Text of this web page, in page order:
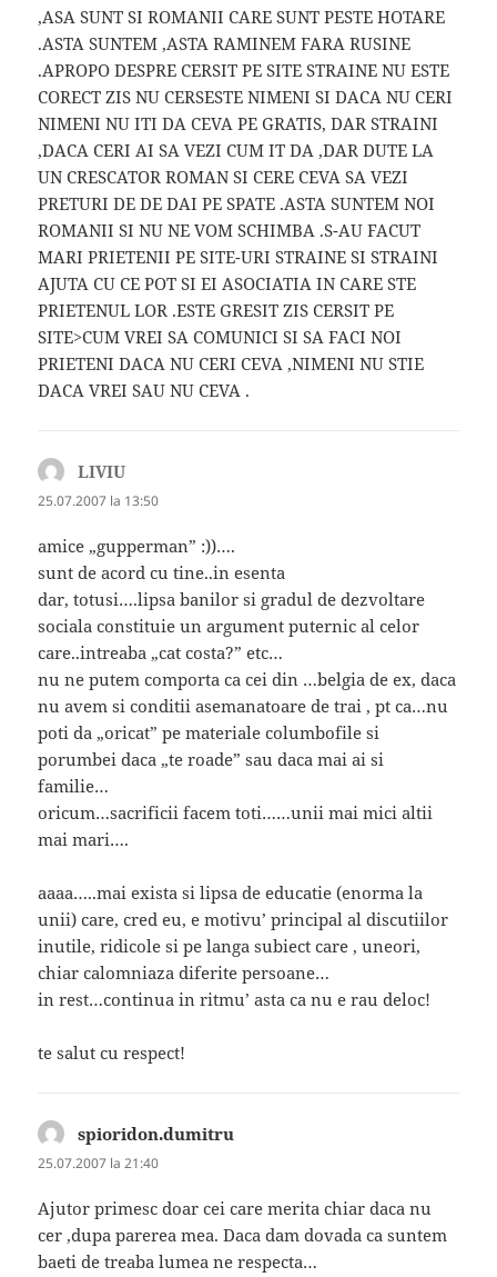
,ASA SUNT SI ROMANII CARE SUNT PESTE HOTARE
.ASTA SUNTEM ,ASTA RAMINEM FARA RUSINE
.APROPO DESPRE CERSIT PE SITE STRAINE NU ESTE
CORECT ZIS NU CERSESTE NIMENI SI DACA NU CERI
NIMENI NU ITI DA CEVA PE GRATIS, DAR STRAINI
,DACA CERI AI SA VEZI CUM IT DA ,DAR DUTE LA
UN CRESCATOR ROMAN SI CERE CEVA SA VEZI
PRETURI DE DE DAI PE SPATE .ASTA SUNTEM NOI
ROMANII SI NU NE VOM SCHIMBA .S-AU FACUT
MARI PRIETENII PE SITE-URI STRAINE SI STRAINI
AJUTA CU CE POT SI EI ASOCIATIA IN CARE STE
PRIETENUL LOR .ESTE GRESIT ZIS CERSIT PE
SITE>CUM VREI SA COMUNICI SI SA FACI NOI
PRIETENI DACA NU CERI CEVA ,NIMENI NU STIE
DACA VREI SAU NU CEVA .
LIVIU
25.07.2007 la 13:50
amice „gupperman” :))….
sunt de acord cu tine..in esenta
dar, totusi….lipsa banilor si gradul de dezvoltare
sociala constituie un argument puternic al celor
care..intreaba „cat costa?” etc…
nu ne putem comporta ca cei din …belgia de ex, daca
nu avem si conditii asemanatoare de trai , pt ca…nu
poti da „oricat” pe materiale columbofile si
porumbei daca „te roade” sau daca mai ai si
familie…
oricum…sacrificii facem toti……unii mai mici altii
mai mari….
aaaa…..mai exista si lipsa de educatie (enorma la
unii) care, cred eu, e motivu’ principal al discutiilor
inutile, ridicole si pe langa subiect care , uneori,
chiar calomniaza diferite persoane…
in rest…continua in ritmu’ asta ca nu e rau deloc!
te salut cu respect!
spioridon.dumitru
25.07.2007 la 21:40
Ajutor primesc doar cei care merita chiar daca nu
cer ,dupa parerea mea. Daca dam dovada ca suntem
baeti de treaba lumea ne respecta…